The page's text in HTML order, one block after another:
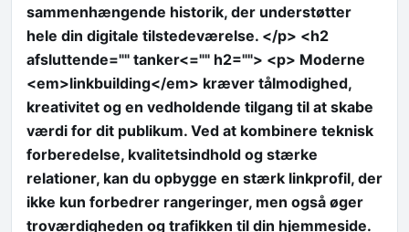
sammenhængende historik, der understøtter
hele din digitale tilstedeværelse. </p> <h2
afsluttende="" tanker<="" h2=""> <p> Moderne
<em>linkbuilding</em> kræver tålmodighed,
kreativitet og en vedholdende tilgang til at skabe
værdi for dit publikum. Ved at kombinere teknisk
forberedelse, kvalitetsindhold og stærke
relationer, kan du opbygge en stærk linkprofil, der
ikke kun forbedrer rangeringer, men også øger
troværdigheden og trafikken til din hjemmeside.